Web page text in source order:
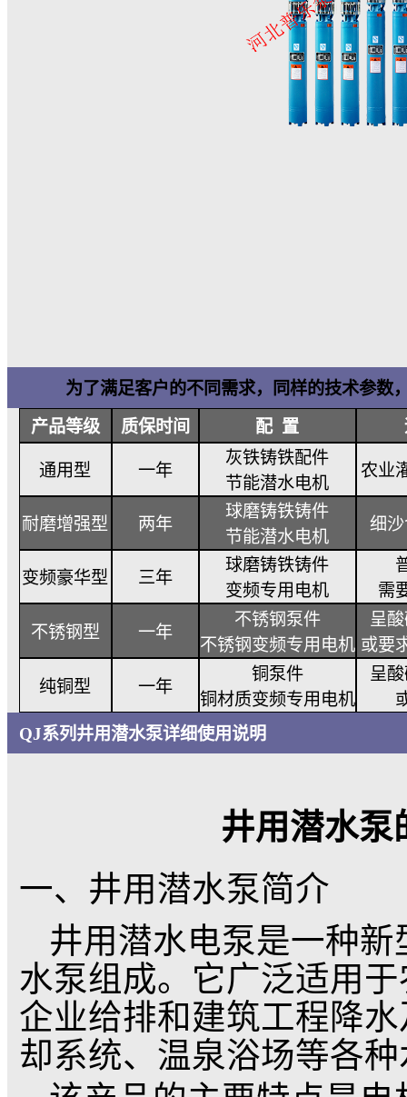
为了满足客户的不同需求，同样的技
配 置
通用型 一年
灰铁铸铁配件
节能潜水电机
球磨铸铁铸件
节能潜水电机
变频豪华型 三年
球磨铸铁铸件
变频专用电机
铜泵件
QJ系列井用潜水泵详细使用说明
井用潜
一、井用潜水泵简介